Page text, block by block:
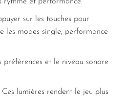
sur les touches pour
les modes single, performance
et le niveau sonore
lumières rendent le jeu plus